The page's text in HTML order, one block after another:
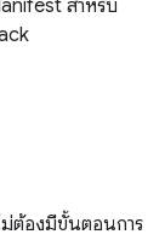
สำหรับ
ต้องมีขั้นตอนการ